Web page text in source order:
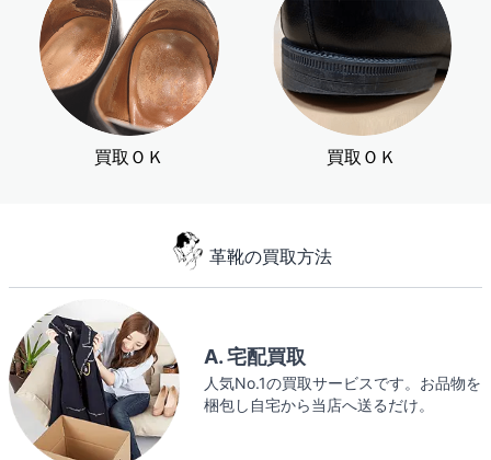
買取ＯＫ 買取ＯＫ
革靴の買取方法
A. 宅配買取
人気No.1の買取サービスです。お品物を
梱包し自宅から当店へ送るだけ。